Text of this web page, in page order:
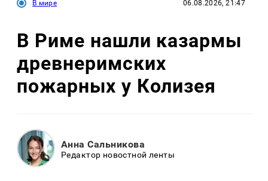
В мире 06.08.2026, 21:47
В Риме нашли казармы
древнеримских
пожарных у Колизея
Анна Сальникова
Редактор новостной ленты